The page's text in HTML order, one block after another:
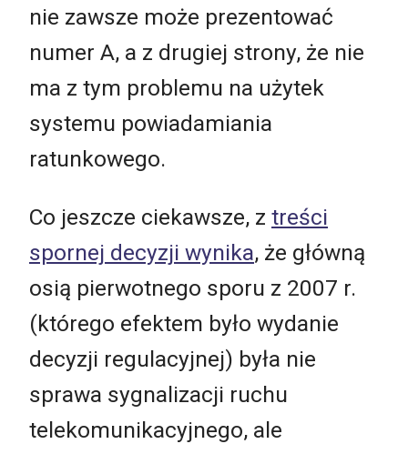
nie zawsze może prezentować
numer A, a z drugiej strony, że nie
ma z tym problemu na użytek
systemu powiadamiania
ratunkowego.
Co jeszcze ciekawsze, z treści
spornej decyzji wynika, że główną
osią pierwotnego sporu z 2007 r.
(którego efektem było wydanie
decyzji regulacyjnej) była nie
sprawa sygnalizacji ruchu
telekomunikacyjnego, ale